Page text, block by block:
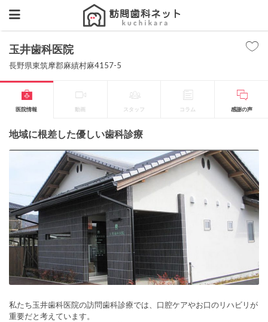
玉井歯科医院
長野県東筑摩郡麻績村麻4157-5
医院情報 動画 スタッフ コラム 感謝の声
地域に根差した優しい歯科診療
私たち玉井歯科医院の訪問歯科診療では、口腔ケアやお口のリハビリが
重要だと考えています。